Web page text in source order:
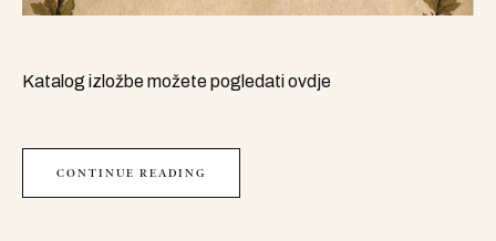
Katalog izložbe možete pogledati ovdje
CONTINUE READING